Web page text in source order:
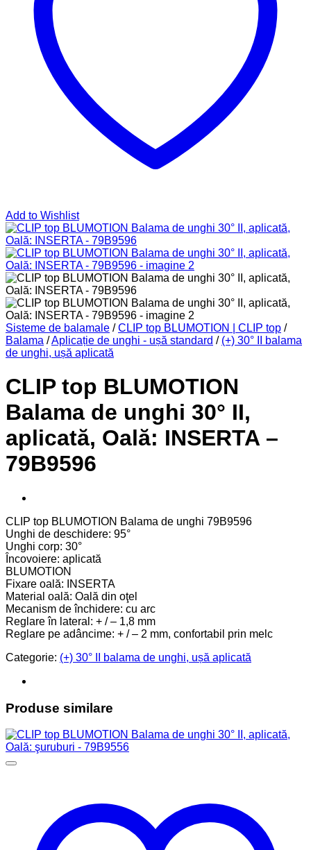
Add to Wishlist
Sisteme de balamale / CLIP top BLUMOTION | CLIP top /
Balama /Aplicație de unghi - ușă standard / (+) 30° II balama
de unghi, ușă aplicată
CLIP top BLUMOTION
Balama de unghi 30° II,
aplicată, Oală: INSERTA –
79B9596
CLIP top BLUMOTION Balama de unghi 79B9596
Unghi de deschidere: 95°
Unghi corp: 30°
Încovoiere: aplicată
BLUMOTION
Fixare oală: INSERTA
Material oală: Oală din oţel
Mecanism de închidere: cu arc
Reglare în lateral: + / – 1,8 mm
Reglare pe adâncime: + / – 2 mm, confortabil prin melc
Categorie: (+) 30° II balama de unghi, ușă aplicată
Produse similare